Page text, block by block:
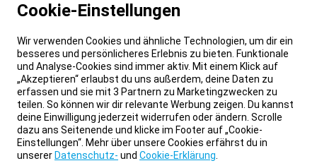
Cookie-Einstellungen
Wir verwenden Cookies und ähnliche Technologien, um dir ein
besseres und persönlicheres Erlebnis zu bieten. Funktionale
und Analyse-Cookies sind immer aktiv. Mit einem Klick auf
„Akzeptieren“ erlaubst du uns außerdem, deine Daten zu
erfassen und sie mit 3 Partnern zu Marketingzwecken zu
teilen. So können wir dir relevante Werbung zeigen. Du kannst
deine Einwilligung jederzeit widerrufen oder ändern. Scrolle
dazu ans Seitenende und klicke im Footer auf „Cookie-
Einstellungen“. Mehr über unsere Cookies erfährst du in
unserer Datenschutz- und Cookie-Erklärung